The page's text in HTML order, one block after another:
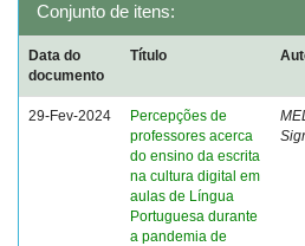
Conjunto de itens:
Data do
documento
Título
29-Fev-2024
Percepções de
professores acerca
do ensino da escrita
na cultura digital em
aulas de Língua
Portuguesa durante
a pandemia de